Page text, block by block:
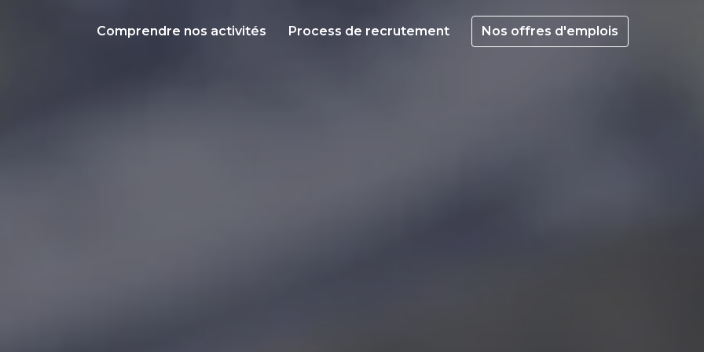
Comprendre nos activités Process de recrutement Nos offres d'emplois